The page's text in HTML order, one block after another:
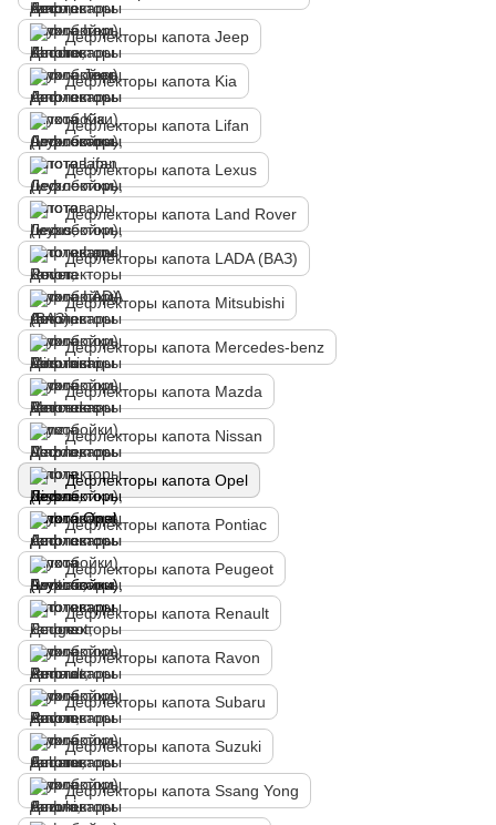
Дефлекторы капота Jeep
Дефлекторы капота Kia
Дефлекторы капота Lifan
Дефлекторы капота Lexus
Дефлекторы капота Land Rover
Дефлекторы капота LADA (ВАЗ)
Дефлекторы капота Mitsubishi
Дефлекторы капота Mercedes-benz
Дефлекторы капота Mazda
Дефлекторы капота Nissan
Дефлекторы капота Opel
Дефлекторы капота Pontiac
Дефлекторы капота Peugeot
Дефлекторы капота Renault
Дефлекторы капота Ravon
Дефлекторы капота Subaru
Дефлекторы капота Suzuki
Дефлекторы капота Ssang Yong